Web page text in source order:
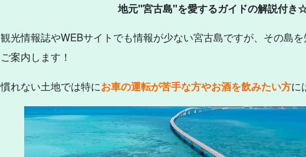
地元"宮古島"を愛するガイドの解説付き
観光情報誌やWEBサイトでも情報が少ない宮古島ですが、その島
ご案内します！
慣れない土地では特にお車の運転が苦手な方やお酒を飲みたい方に